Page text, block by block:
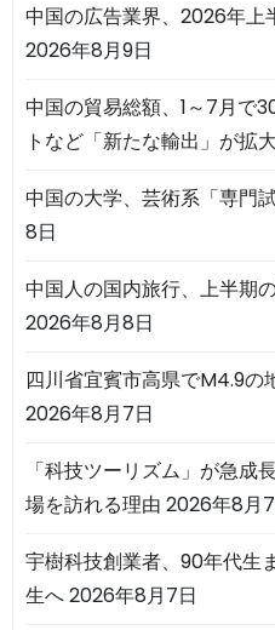
中国の広告業界、2026年上
2026年8月9日
中国の貿易総額、1～7月で
トなど「新たな輸出」が拡大
中国の大学、芸術系「専門
8日
中国人の国内旅行、上半期
2026年8月8日
四川省宜賓市高県でM4.9
2026年8月7日
「科技ツーリズム」が急
場を訪れる理由 2026年8月
宇樹科技創業者、90年代生
生へ2026年8月7日